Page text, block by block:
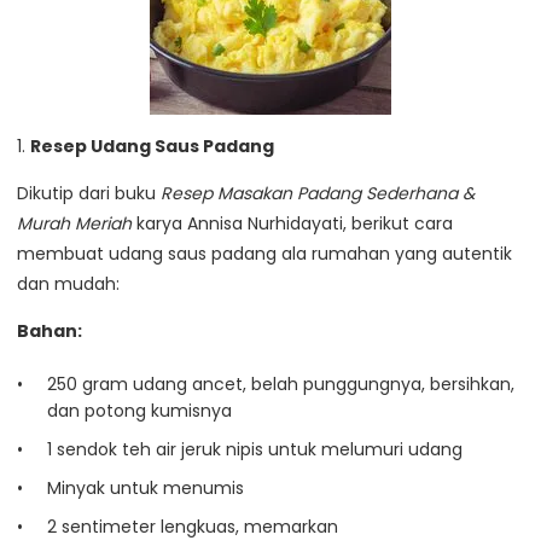
1. Resep Udang Saus Padang
Dikutip dari buku Resep Masakan Padang Sederhana &
Murah Meriahkarya Annisa Nurhidayati, berikut cara
membuat udang saus padang ala rumahan yang autentik
dan mudah:
Bahan:
250 gram udang ancet, belah punggungnya, bersihkan,
dan potong kumisnya
1 sendok teh air jeruk nipis untuk melumuri udang
Minyak untuk menumis
2 sentimeter lengkuas, memarkan